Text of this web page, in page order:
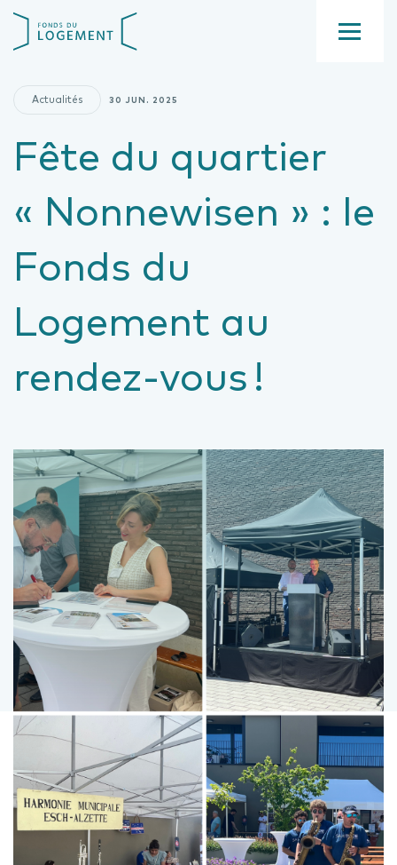
contenu
Actualités 30 JUN. 2025
Fête du quartier
« Nonnewisen » : le
Fonds du
Logement au
rendez-vous !